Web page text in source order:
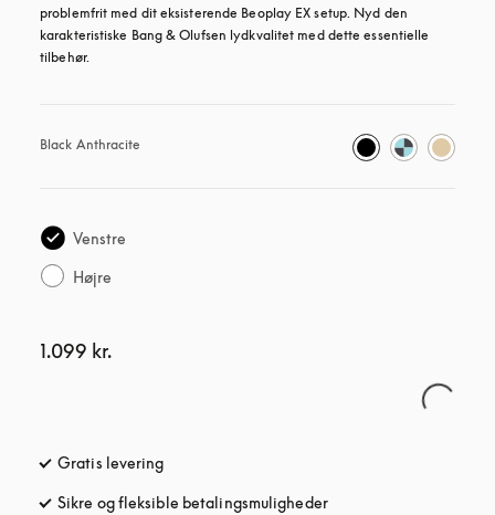
problemfrit med dit eksisterende Beoplay EX setup. Nyd den
karakteristiske Bang & Olufsen lydkvalitet med dette essentielle
tilbehør.
Black Anthracite
Venstre
Højre
1.099 kr.
Gratis levering
Sikre og fleksible betalingsmulighederåbnes under en ny fane